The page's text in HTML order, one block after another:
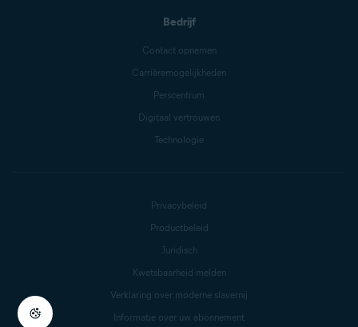
Bedrijf
Contact opnemen
Carrièremogelijkheden
Perscentrum
Digitaal vertrouwen
Technologie
Privacybeleid
Productbeleid
Juridisch
Kwetsbaarheid melden
Verklaring over moderne slavernij
Informatie over uw abonnement